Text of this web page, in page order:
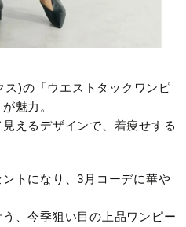
)の「ウエストタックワンピ
魅力。
えるデザインで、着痩せする
トになり、3月コーデに華や
、今季狙い目の上品ワンピー